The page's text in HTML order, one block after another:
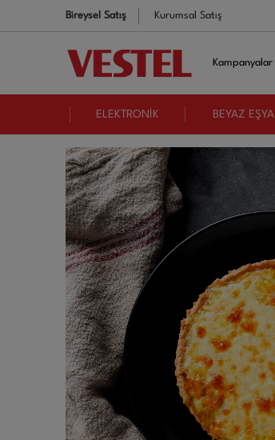
Bireysel Satış Kurumsal Satış
Kampanyalar
ELEKTRONİK BEYAZ EŞYA